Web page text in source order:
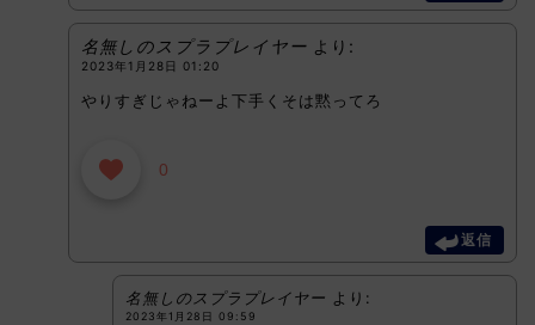
名無しのスプラプレイヤー より:
2023年1月28日 01:20
やりすぎじゃねーよ下手くそは黙ってろ
0
返信
名無しのスプラプレイヤー より:
2023年1月28日 09:59